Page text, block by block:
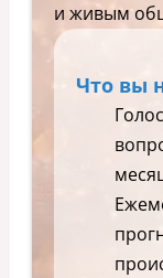
и живым
Что вы